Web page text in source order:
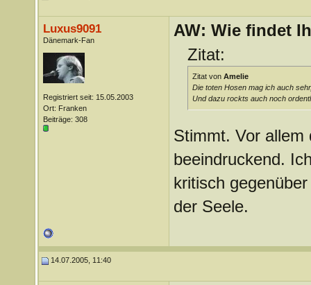
Luxus9091
Dänemark-Fan
Registriert seit: 15.05.2003
Ort: Franken
Beiträge: 308
AW: Wie findet
Zitat:
Zitat von Amelie
Die toten Hosen mag ich auch
Und dazu rockts auch noch
Stimmt. Vor allem
beeindruckend.
kritisch
der Seele.
14.07.2005, 11:40